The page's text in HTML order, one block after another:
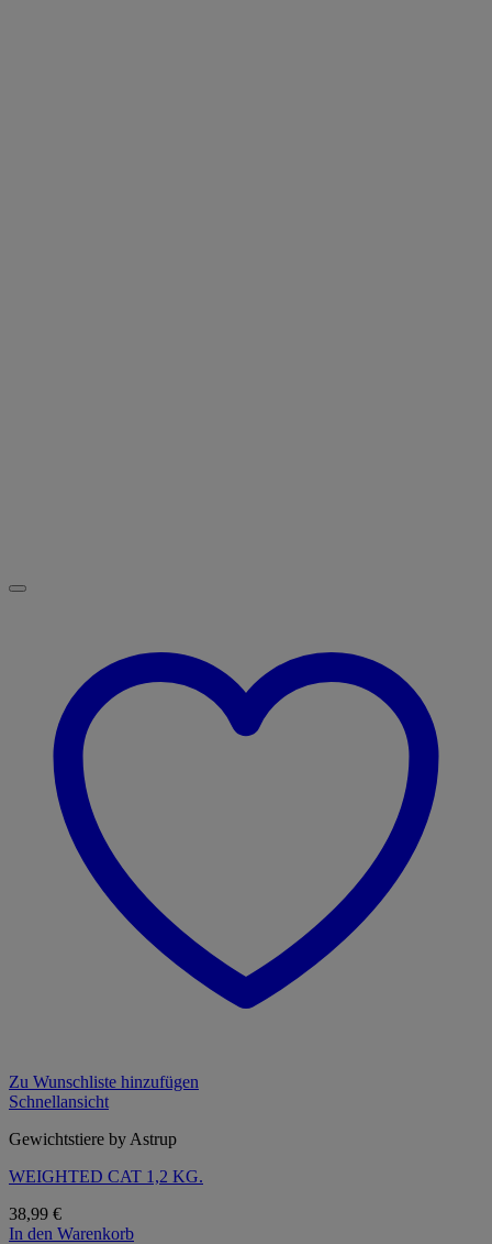
Zu Wunschliste hinzufügen
Schnellansicht
Gewichtstiere by Astrup
WEIGHTED CAT 1,2 KG.
38,99 €
In den Warenkorb